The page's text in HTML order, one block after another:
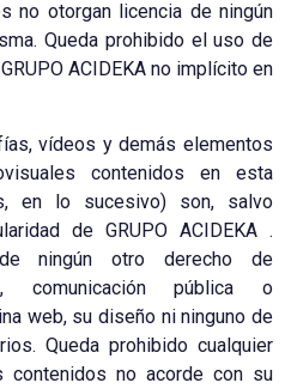
no otorgan licencia de ningún
Queda prohibido el uso de
ACIDEKA no implícito en
vídeos y demás elementos
contenidos en esta
en lo sucesivo) son, salvo
de GRUPO ACIDEKA .
ningún otro derecho de
comunicación pública o
web, su diseño ni ninguno de
Queda prohibido cualquier
no acorde con su